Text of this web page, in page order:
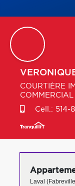
COURTIÈRE
COMMERCIAL
Cell.: 514-
Laval